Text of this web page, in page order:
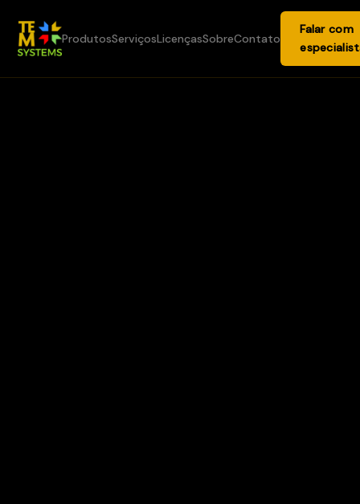
ProdutosServiçosLicençasSobreContato
Falar com